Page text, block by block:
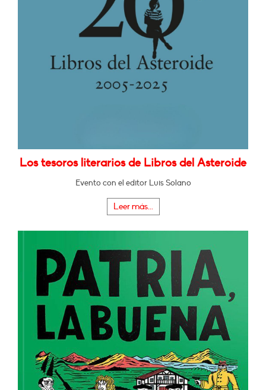
Los tesoros literarios de Libros del Asteroide
Evento con el editor Luis Solano
Leer más...